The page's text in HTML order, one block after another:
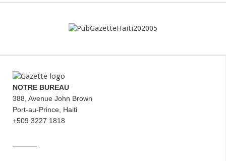
NOTRE BUREAU
388, Avenue John Brown
Port-au-Prince, Haiti
+509 3227 1818